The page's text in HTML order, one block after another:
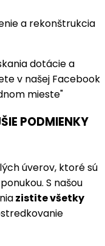
a rekonštrukcia
dotácie a
v našej Facebook
mieste"
PODMIENKY
úverov, ktoré sú
S našou
zistite všetky